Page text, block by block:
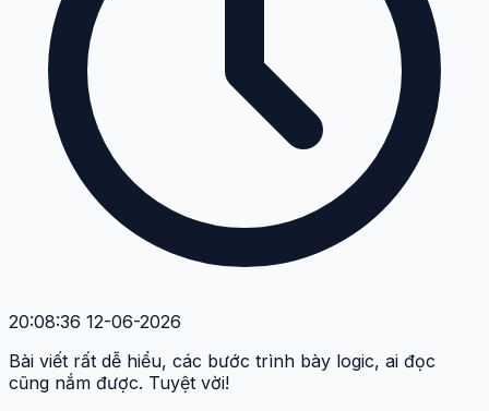
20:08:36 12-06-2026
Bài viết rất dễ hiểu, các bước trình bày logic, ai đọc
cũng nắm được. Tuyệt vời!